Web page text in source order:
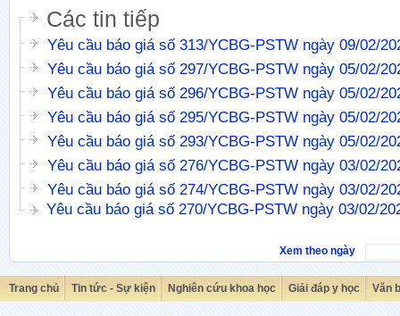
Các tin tiếp
Yêu cầu báo giá số 313/YCBG-PSTW ngày 09/02/
Yêu cầu báo giá số 297/YCBG-PSTW ngày 05/02/
Yêu cầu báo giá số 296/YCBG-PSTW ngày 05/02/
Yêu cầu báo giá số 295/YCBG-PSTW ngày 05/02/
Yêu cầu báo giá số 293/YCBG-PSTW ngày 05/02/
Yêu cầu báo giá số 276/YCBG-PSTW ngày 03/02/
Yêu cầu báo giá số 274/YCBG-PSTW ngày 03/02/
Yêu cầu báo giá số 270/YCBG-PSTW ngày 03/02/
Xem theo ngày
Trang chủ Tin tức - Sự kiện Nghiên cứu khoa học Giải đáp y học Văn